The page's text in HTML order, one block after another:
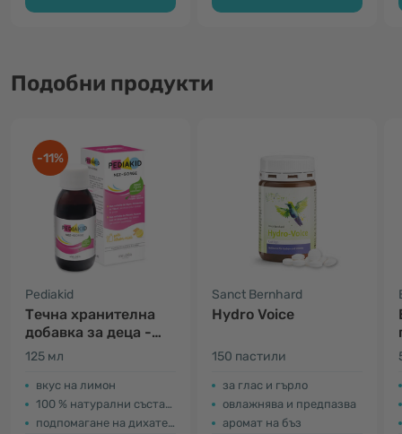
Подобни продукти
-11%
Pediakid
Течна хранителна
добавка за деца -
нос и гърло
125 мл
вкус на лимон
100 % натурални съставки
подпомагане на дихателните пътища
Sanct Bernhard
Hydro Voice
150 пастили
за глас и гърло
овлажнява и предпазва
аромат на бъз